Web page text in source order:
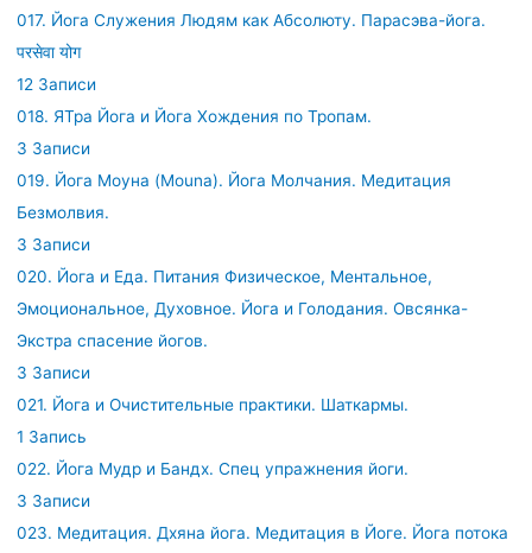
017. Йога Служения Людям как Абсолюту. Парасэва-йога.
परसेवा योग
12 Записи
018. ЯТра Йога и Йога Хождения по Тропам.
3 Записи
019. Йога Моуна (Mouna). Йога Молчания. Медитация
Безмолвия.
3 Записи
020. Йога и Еда. Питания Физическое, Ментальное,
Эмоциональное, Духовное. Йога и Голодания. Овсянка-
Экстра спасение йогов.
3 Записи
021. Йога и Очистительные практики. Шаткармы.
1 Запись
022. Йога Мудр и Бандх. Спец упражнения йоги.
3 Записи
023. Медитация. Дхяна йога. Медитация в Йоге. Йога потока